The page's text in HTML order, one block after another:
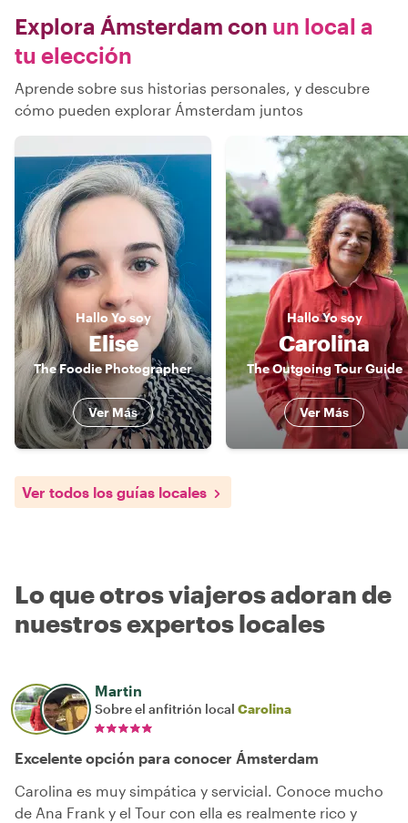
Explora Ámsterdam con un local a
tu elección
Aprende sobre sus historias personales, y descubre
cómo pueden explorar Ámsterdam juntos
HalloYo soy
Elise
The Foodie Photographer
Ver Más
HalloYo soy
Carolina
The Outgoing Tour Guide
Ver Más
Ver todos los guías locales
Lo que otros viajeros adoran de
nuestros expertos locales
Martin
Sobre el anfitrión local Carolina
Excelente opción para conocer Ámsterdam
Carolina es muy simpática y servicial. Conoce mucho
de Ana Frank y el Tour con ella es realmente rico y